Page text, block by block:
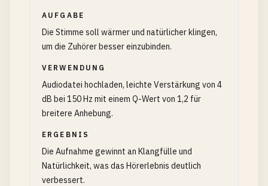
AUFGABE
Die Stimme soll wärmer und natürlicher klingen,
um die Zuhörer besser einzubinden.
VERWENDUNG
Audiodatei hochladen, leichte Verstärkung von 4
dB bei 150 Hz mit einem Q-Wert von 1,2 für
breitere Anhebung.
ERGEBNIS
Die Aufnahme gewinnt an Klangfülle und
Natürlichkeit, was das Hörerlebnis deutlich
verbessert.